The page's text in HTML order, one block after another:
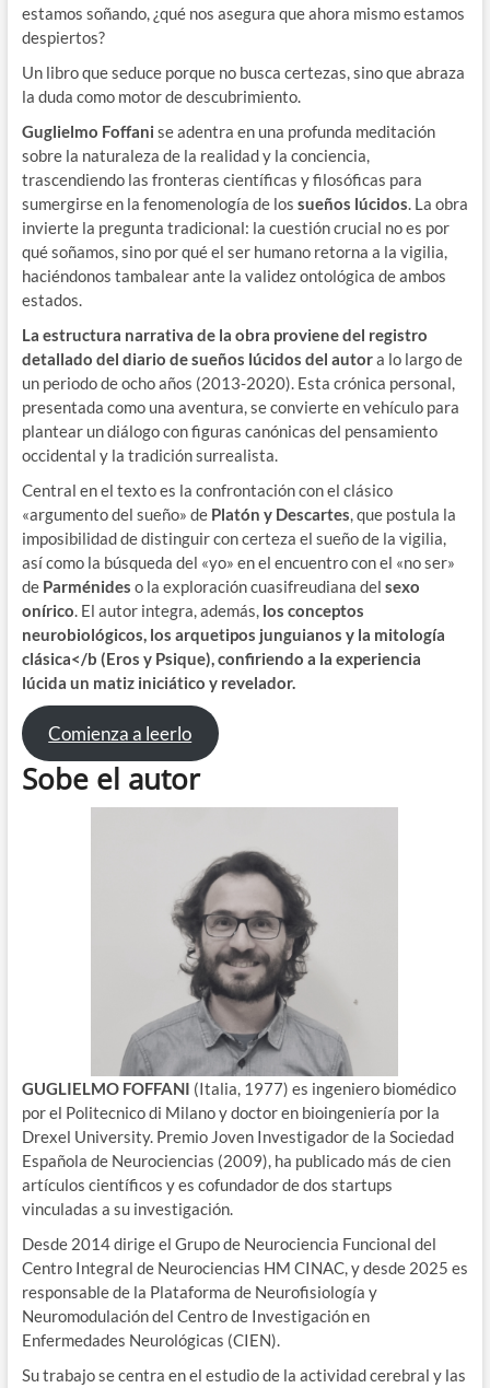
estamos soñando, ¿qué nos asegura que ahora mismo estamos
despiertos?
Un libro que seduce porque no busca certezas, sino que abraza
la duda como motor de descubrimiento.
Guglielmo Foffani se adentra en una profunda meditación
sobre la naturaleza de la realidad y la conciencia,
trascendiendo las fronteras científicas y filosóficas para
sumergirse en la fenomenología de los sueños lúcidos. La obra
invierte la pregunta tradicional: la cuestión crucial no es por
qué soñamos, sino por qué el ser humano retorna a la vigilia,
haciéndonos tambalear ante la validez ontológica de ambos
estados.
La estructura narrativa de la obra proviene del registro
detallado del diario de sueños lúcidos del autora lo largo de
un periodo de ocho años (2013-2020). Esta crónica personal,
presentada como una aventura, se convierte en vehículo para
plantear un diálogo con figuras canónicas del pensamiento
occidental y la tradición surrealista.
Central en el texto es la confrontación con el clásico
«argumento del sueño» de Platón y Descartes, que postula la
imposibilidad de distinguir con certeza el sueño de la vigilia,
así como la búsqueda del «yo» en el encuentro con el «no ser»
de Parménides o la exploración cuasifreudiana del sexo
onírico. El autor integra, además, los conceptos
neurobiológicos, los arquetipos junguianos y la mitología
clásica</b (Eros y Psique), confiriendo a la experiencia
lúcida un matiz iniciático y revelador.
Comienza a leerlo
Sobe el autor
GUGLIELMO FOFFANI (Italia, 1977) es ingeniero biomédico
por el Politecnico di Milano y doctor en bioingeniería por la
Drexel University. Premio Joven Investigador de la Sociedad
Española de Neurociencias (2009), ha publicado más de cien
artículos científicos y es cofundador de dos startups
vinculadas a su investigación.
Desde 2014 dirige el Grupo de Neurociencia Funcional del
Centro Integral de Neurociencias HM CINAC, y desde 2025 es
responsable de la Plataforma de Neurofisiología y
Neuromodulación del Centro de Investigación en
Enfermedades Neurológicas (CIEN).
Su trabajo se centra en el estudio de la actividad cerebral y las